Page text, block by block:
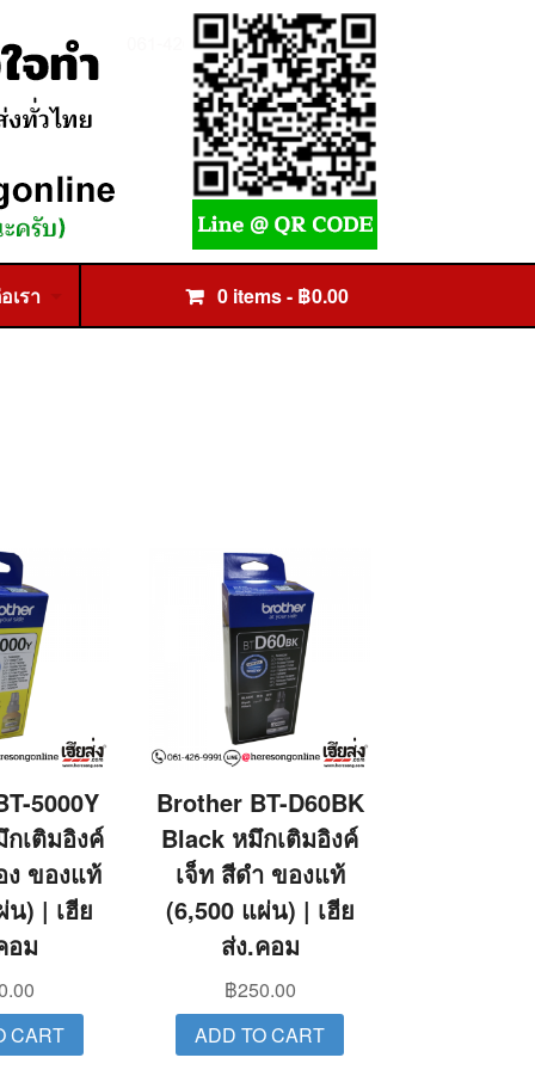
เรา 0 items - ฿0.00
5000Y
เติมอิงค์
ง ของแท้
น) | เฮีย
อม
CART
Brother BT-D60BK
Black หมึกเติมอิงค์
เจ็ท สีดำ ของแท้
(6,500 แผ่น) | เฮีย
ส่ง.คอม
฿250.00
ADD TO CART